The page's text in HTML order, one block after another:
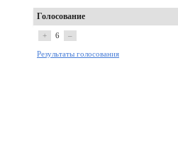
Голосование
+ 6 –
Результаты голосования